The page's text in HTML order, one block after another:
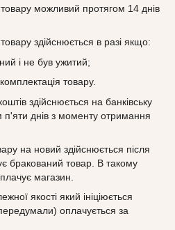
можливий протягом 14 днів
здійснюється в разі якщо:
і не був ужитий;
товару.
здійснюється на банківську
п'яти днів з моменту отримання
на новий здійснюється після
бракований товар. В такому
магазин.
якості який ініціюється
оплачується за